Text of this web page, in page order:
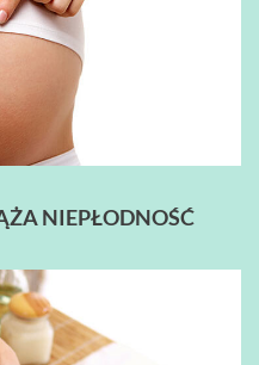
NIEPŁODNOŚĆ